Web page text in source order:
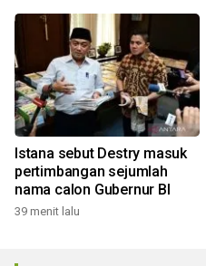
Istana sebut Destry masuk
pertimbangan sejumlah
nama calon Gubernur BI
39 menit lalu